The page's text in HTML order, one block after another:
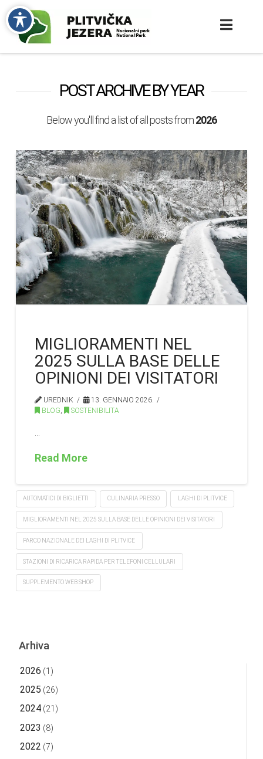
POST ARCHIVE BY YEAR
Below you'll find a list of all posts from2026
MIGLIORAMENTI NEL
2025 SULLA BASE DELLE
OPINIONI DEI VISITATORI
UREDNIK
13. GENNAIO 2026.
BLOG, SOSTENIBILITA
Read More
AUTOMATICI DI BIGLIETTI CULINARIA PRESSO LAGHI DI PLITVICE
MIGLIORAMENTI NEL 2025 SULLA BASE DELLE OPINIONI DEI VISITATORI
PARCO NAZIONALE DEI LAGHI DI PLITVICE
STAZIONI DI RICARICA RAPIDA PER TELEFONI CELLULARI
SUPPLEMENTO WEB SHOP
Arhiva
2026 (1)
2025 (26)
2024(21)
2023 (8)
2022 (7)